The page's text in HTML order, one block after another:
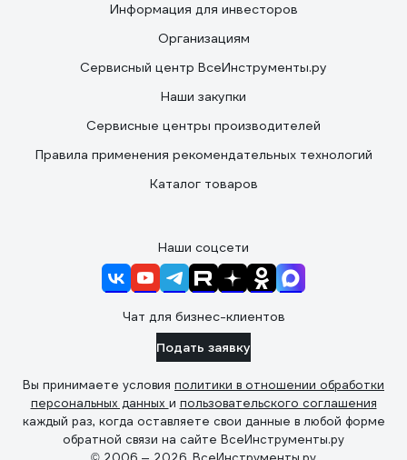
Информация для инвесторов
Организациям
Сервисный центр ВсеИнструменты.ру
Наши закупки
Сервисные центры производителей
Правила применения рекомендательных технологий
Каталог товаров
Наши соцсети
Чат для бизнес-клиентов
Подать заявку
Вы принимаете условия политики в отношении обработки
персональных данных и пользовательского соглашения
каждый раз, когда оставляете свои данные в любой форме
обратной связи на сайте ВсеИнструменты.ру